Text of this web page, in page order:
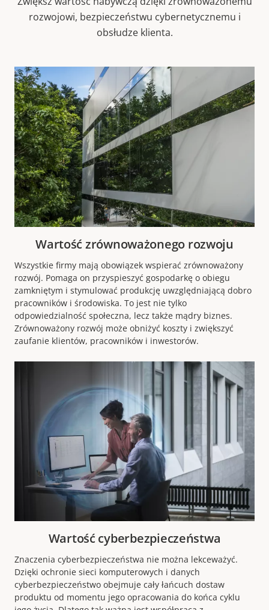
rozwojowi, bezpieczeństwu cybernetycznemu i
obsłudze klienta.
Wartość zrównoważonego rozwoju
Wszystkie firmy mają obowiązek wspierać zrównoważony
rozwój. Pomaga on przyspieszyć gospodarkę o obiegu
zamkniętym i stymulować produkcję uwzględniającą dobro
pracowników i środowiska. To jest nie tylko
odpowiedzialność społeczna, lecz także mądry biznes.
Zrównoważony rozwój może obniżyć koszty i zwiększyć
zaufanie klientów, pracowników i inwestorów.
Wartość cyberbezpieczeństwa
Znaczenia cyberbezpieczeństwa nie można lekceważyć.
Dzięki ochronie sieci komputerowych i danych
cyberbezpieczeństwo obejmuje cały łańcuch dostaw
produktu od momentu jego opracowania do końca cyklu